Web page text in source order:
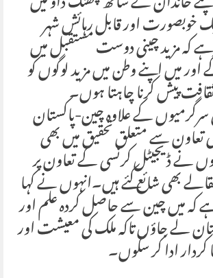
خوبصورت اور قابل رہائش شہر
کہ مزید چینی دوست مستقبل میں
میں اپنے وطن میں مزید لوگوں کو
پیش کرنا چاہتا ہوں۔
سرگرمیوں کے علاوہ چین-پاکستان
تعاون سے متعلق تحقیق میں بھی
نے ڈیجیٹل کرنسی کے تعاون پر
بھی شائع کئے ہیں۔انہوں نے کہا
کہ میں چین سے حاصل کردہ علم اور
لے جاؤں تاکہ ملک کی معیشت اور
کردار ادا کر سکوں۔